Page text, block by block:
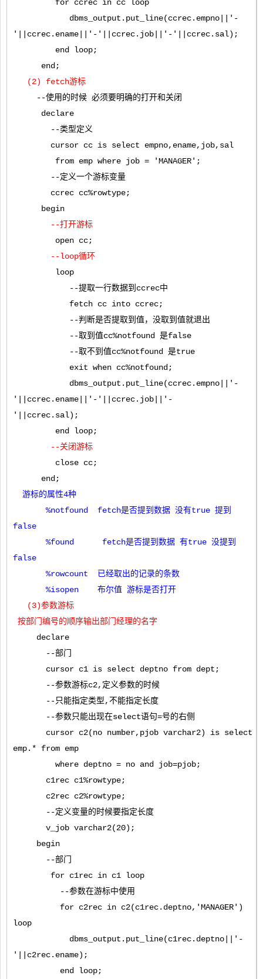
for ccrec in cc loop
dbms_output.put_line(ccrec.empno||'-
'||ccrec.ename||'-'||ccrec.job||'-'||ccrec.sal);
end loop;
end;
(2) fetch游标
--使用的时候 必须要明确的打开和关闭
declare
--类型定义
cursor cc is select empno,ename,job,sal
from emp where job = 'MANAGER';
--定义一个游标变量
ccrec cc%rowtype;
begin
--打开游标
open cc;
--loop循环
loop
--提取一行数据到ccrec中
fetch cc into ccrec;
--判断是否提取到值，没取到值就退出
--取到值cc%notfound 是false
--取不到值cc%notfound 是true
exit when cc%notfound;
dbms_output.put_line(ccrec.empno||'-
'||ccrec.ename||'-'||ccrec.job||'-
'||ccrec.sal);
end loop;
--关闭游标
close cc;
end;
游标的属性4种
%notfound fetch是否提到数据 没有true 提到
false
%found fetch是否提到数据 有true 没提到
false
%rowcount 已经取出的记录的条数
%isopen 布尔值 游标是否打开
(3)参数游标
按部门编号的顺序输出部门经理的名字
declare
--部门
cursor c1 is select deptno from dept;
--参数游标c2,定义参数的时候
--只能指定类型,不能指定长度
--参数只能出现在select语句=号的右侧
cursor c2(no number,pjob varchar2) is select
emp.* from emp
where deptno = no and job=pjob;
c1rec c1%rowtype;
c2rec c2%rowtype;
--定义变量的时候要指定长度
v_job varchar2(20);
begin
--部门
for c1rec in c1 loop
--参数在游标中使用
for c2rec in c2(c1rec.deptno,'MANAGER')
loop
dbms_output.put_line(c1rec.deptno||'-
'||c2rec.ename);
end loop;